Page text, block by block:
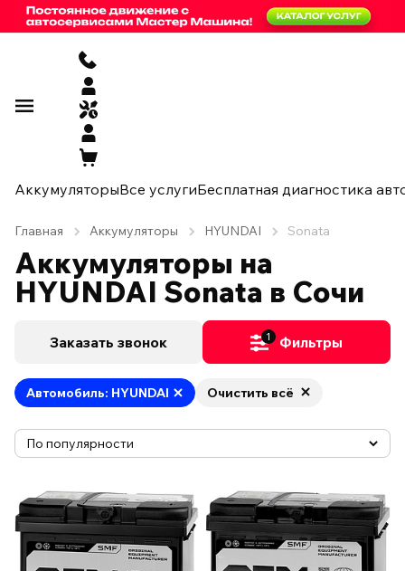
АккумуляторыВсе услугиБесплатная диагностика
Главная Аккумуляторы HYUNDAI Sonata
Аккумуляторы на
HYUNDAI Sonata в Сочи
Заказать звонок 1 Фильтры
Автомобиль: HYUNDAI Очистить всё